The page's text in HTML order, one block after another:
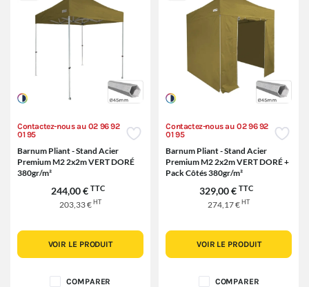
Contactez-nous au 02 96 92
01 95
Barnum Pliant - Stand Acier
Premium M2 2x2m VERT DORÉ
380gr/m²
244,00 € TTC
203,33 €HT
VOIR LE PRODUIT
COMPARER
Contactez-nous au 02 96 92
01 95
Barnum Pliant - Stand Acier
Premium M2 2x2m VERT DORÉ +
Pack Côtés 380gr/m²
329,00 € TTC
274,17 €HT
VOIR LE PRODUIT
COMPARER